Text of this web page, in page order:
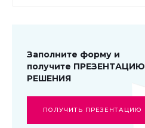
Заполните форму и
получите ПРЕЗЕНТАЦИЮ
РЕШЕНИЯ
ПОЛУЧИТЬ ПРЕЗЕНТАЦИЮ